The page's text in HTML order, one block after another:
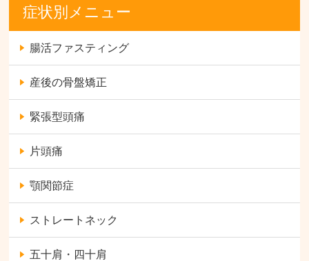
症状別メニュー
腸活ファスティング
産後の骨盤矯正
緊張型頭痛
片頭痛
顎関節症
ストレートネック
五十肩・四十肩